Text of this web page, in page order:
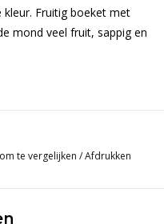
Fruitig boeket met
mond veel fruit, sappig en
forel of zeebaars met
te vergelijken /Afdrukken